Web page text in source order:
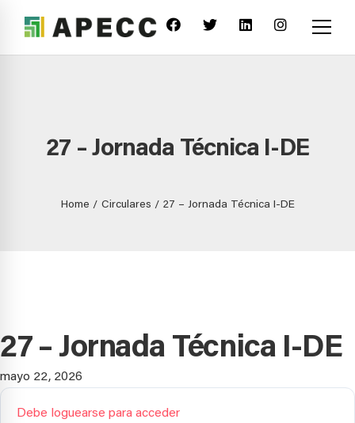
27 – Jornada Técnica I-DE
Home Circulares 27 – Jornada Técnica I-DE
27 – Jornada Técnica I-DE
mayo 22, 2026
Debe loguearse para acceder